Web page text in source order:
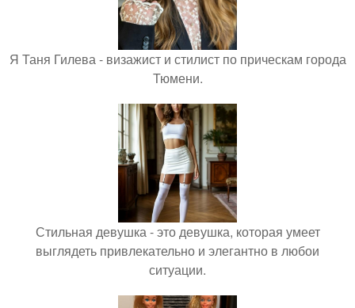
Я Таня Гилева - визажист и стилист по прическам города
Тюмени.
Стильная девушка - это девушка, которая умеет
выглядеть привлекательно и элегантно в любои
ситуации.